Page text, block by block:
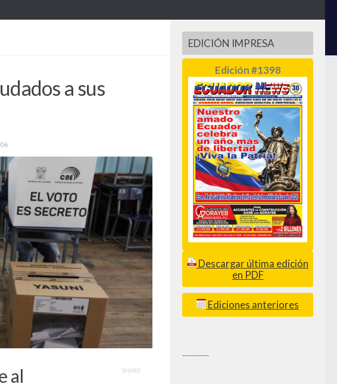
a sus
al
SHARE
EDICIÓN IMPRESA
Edición #1398
Descargar última edición
en PDF
Ediciones anteriores